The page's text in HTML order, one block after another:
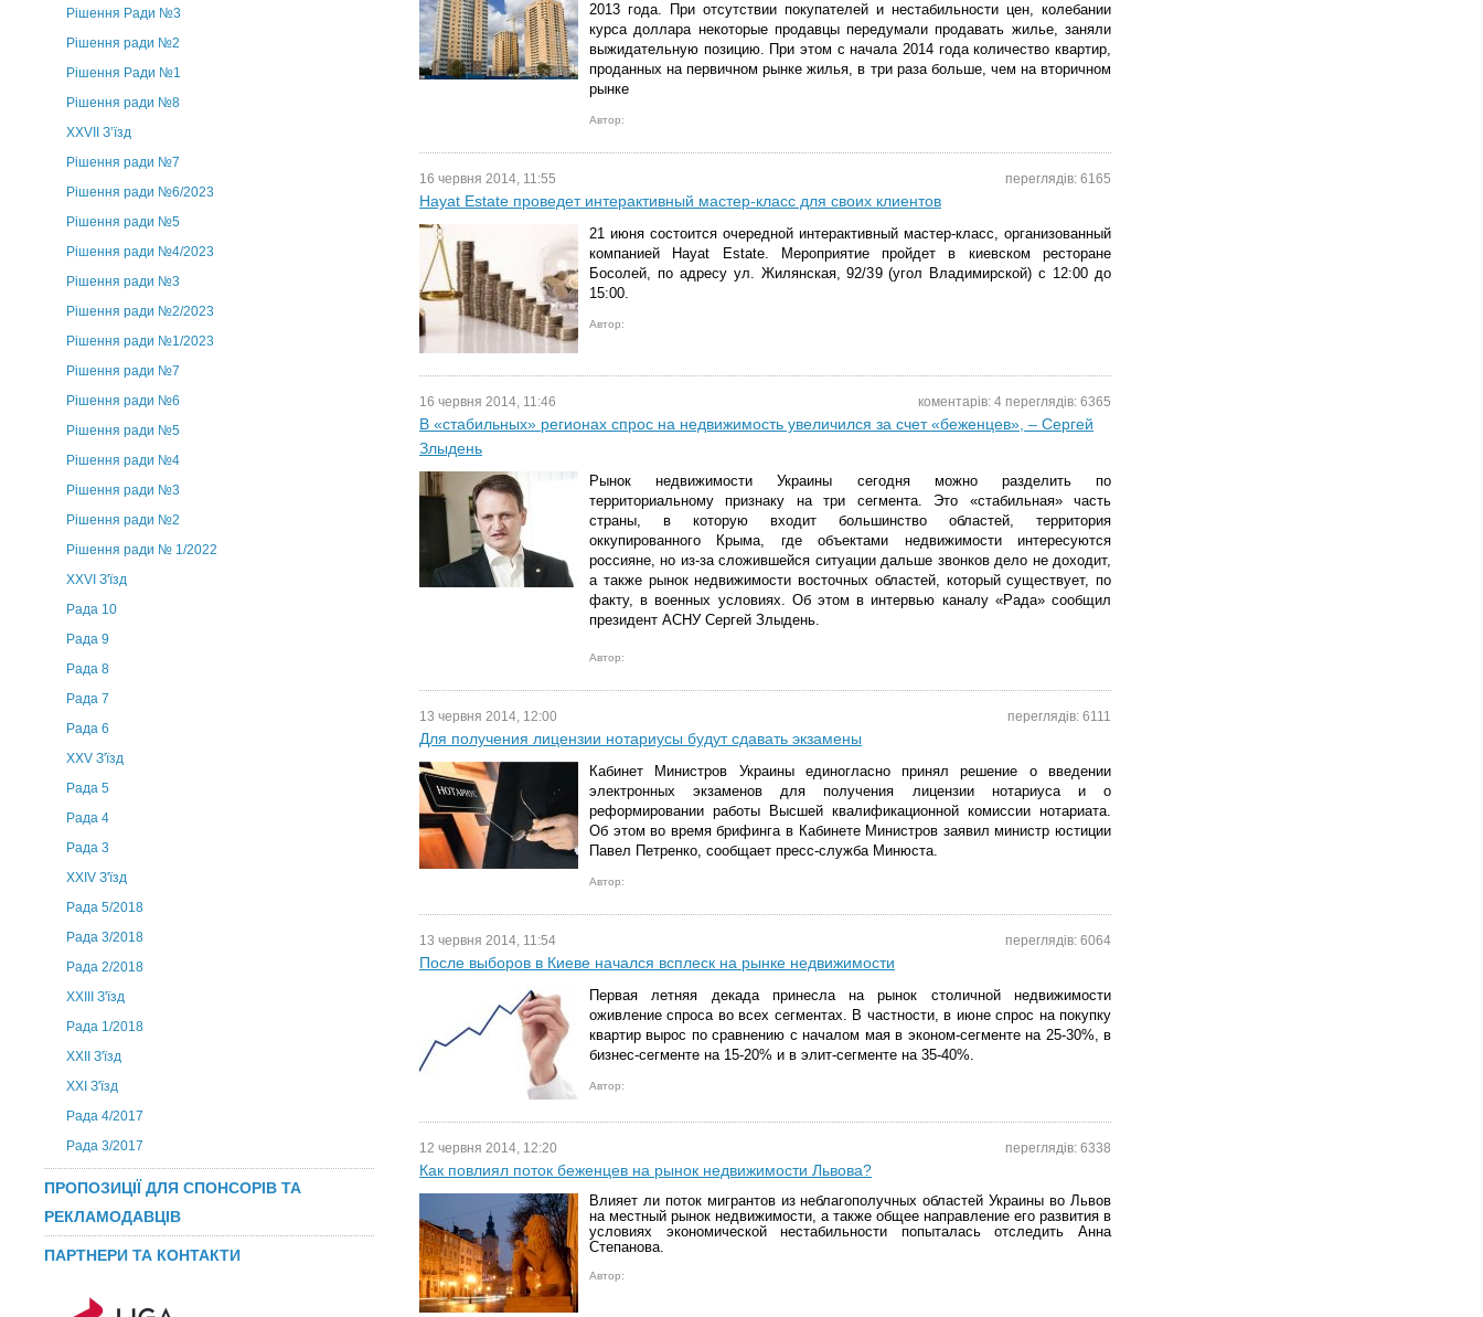
Рішення Ради №3
Рішення ради №2
Рішення Ради №1
Рішення ради №8
ХХVII З’їзд
Рішення ради №7
Рішення ради №6/2023
Рішення ради №5
Рішення ради №4/2023
Рішення ради №3
Рішення ради №2/2023
Рішення ради №1/2023
Рішення ради №7
Рішення ради №6
Рішення ради №5
Рішення ради №4
Рішення ради №3
Рішення ради №2
Рішення ради № 1/2022
XXVI З'їзд
Рада 10
Рада 9
Рада 8
Рада 7
Рада 6
XXV З'їзд
Рада 5
Рада 4
Рада 3
ХХIV З'їзд
Рада 5/2018
Рада 3/2018
Рада 2/2018
XXIII З'їзд
Рада 1/2018
ХХІІ З'їзд
XXI З'їзд
Рада 4/2017
Рада 3/2017
ПРОПОЗИЦІЇ ДЛЯ СПОНСОРІВ ТА
РЕКЛАМОДАВЦІВ
ПАРТНЕРИ ТА КОНТАКТИ
2013 года. При отсутствии покупателей и нестабильности цен, колебании
курса доллара некоторые продавцы передумали продавать жилье, заняли
выжидательную позицию. При этом с начала 2014 года количество квартир,
проданных на первичном рынке жилья, в три раза больше, чем на вторичном
рынке
Автор:
16 червня 2014, 11:55 переглядів: 6165
Hayat Estate проведет интерактивный мастер-класс для своих клиентов
21 июня состоится очередной интерактивный мастер-класс, организованный
компанией Hayat Estate. Мероприятие пройдет в киевском ресторане
Босолей, по адресу ул. Жилянская, 92/39 (угол Владимирской) с 12:00 до
15:00.
Автор:
16 червня 2014, 11:46 коментарів: 4 переглядів: 6365
В «стабильных» регионах спрос на недвижимость увеличился за счет «беженцев», – Сергей
Злыдень
Рынок недвижимости Украины сегодня можно разделить по
территориальному признаку на три сегмента. Это «стабильная» часть
страны, в которую входит большинство областей, территория
оккупированного Крыма, где объектами недвижимости интересуются
россияне, но из-за сложившейся ситуации дальше звонков дело не доходит,
а также рынок недвижимости восточных областей, который существует, по
факту, в военных условиях. Об этом в интервью каналу «Рада» сообщил
президент АСНУ Сергей Злыдень.
Автор:
13 червня 2014, 12:00 переглядів: 6111
Для получения лицензии нотариусы будут сдавать экзамены
Кабинет Министров Украины единогласно принял решение о введении
электронных экзаменов для получения лицензии нотариуса и о
реформировании работы Высшей квалификационной комиссии нотариата.
Об этом во время брифинга в Кабинете Министров заявил министр юстиции
Павел Петренко, сообщает пресс-служба Минюста.
Автор:
13 червня 2014, 11:54 переглядів: 6064
После выборов в Киеве начался всплеск на рынке недвижимости
Первая летняя декада принесла на рынок столичной недвижимости
оживление спроса во всех сегментах. В частности, в июне спрос на покупку
квартир вырос по сравнению с началом мая в эконом-сегменте на 25-30%, в
бизнес-сегменте на 15-20% и в элит-сегменте на 35-40%.
Автор:
12 червня 2014, 12:20 переглядів: 6338
Как повлиял поток беженцев на рынок недвижимости Львова?
Влияет ли поток мигрантов из неблагополучных областей Украины во Львов
на местный рынок недвижимости, а также общее направление его развития в
условиях экономической нестабильности попыталась отследить Анна
Степанова.
Автор: